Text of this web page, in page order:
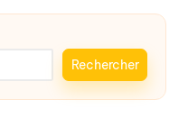
Rechercher